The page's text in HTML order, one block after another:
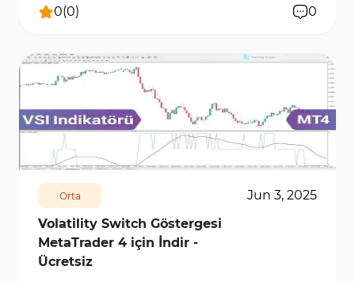
0(0) 0
269
Orta
Jun 3, 2025
Volatility Switch Göstergesi
MetaTrader 4 için İndir -
Ücretsiz